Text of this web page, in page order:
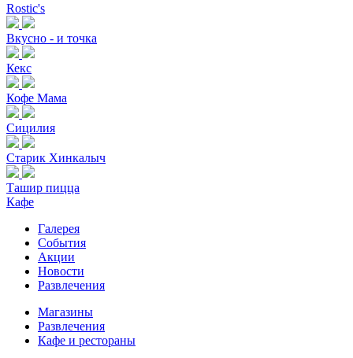
Rostic's
Вкусно - и точка
Кекс
Кофе Мама
Сицилия
Старик Хинкалыч
Ташир пицца
Кафе
Галерея
События
Акции
Новости
Развлечения
Магазины
Развлечения
Кафе и рестораны